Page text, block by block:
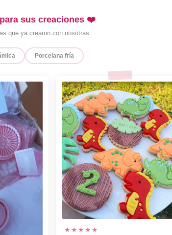
sus creaciones ❤️
que ya crearon con nosotras
Porcelana fría
★★★★★